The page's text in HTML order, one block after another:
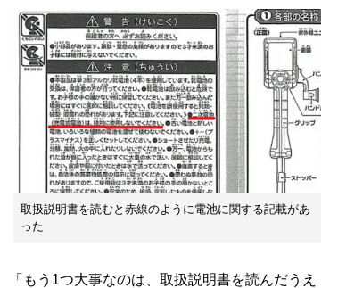
取扱説明書を読むと赤線のように電池に関する記載があ
った
「もう1つ大事なのは、取扱説明書を読んだうえ